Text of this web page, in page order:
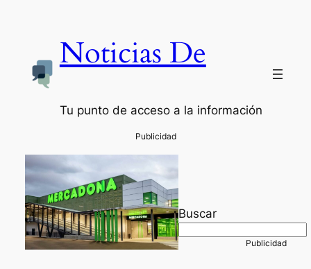
Noticias De
Tu punto de acceso a la información
Buscar